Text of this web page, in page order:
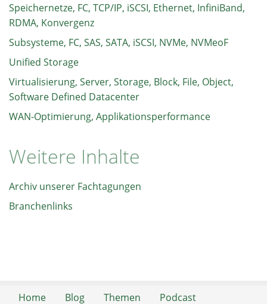
Speichernetze, FC, TCP/IP, iSCSI, Ethernet, InfiniBand,
RDMA, Konvergenz
Subsysteme, FC, SAS, SATA, iSCSI, NVMe, NVMeoF
Unified Storage
Virtualisierung, Server, Storage, Block, File, Object,
Software Defined Datacenter
WAN-Optimierung, Applikationsperformance
Weitere Inhalte
Archiv unserer Fachtagungen
Branchenlinks
Home Blog Themen Podcast